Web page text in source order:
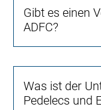
Gibt es einen
ADFC?
Was ist der
Pedelecs und